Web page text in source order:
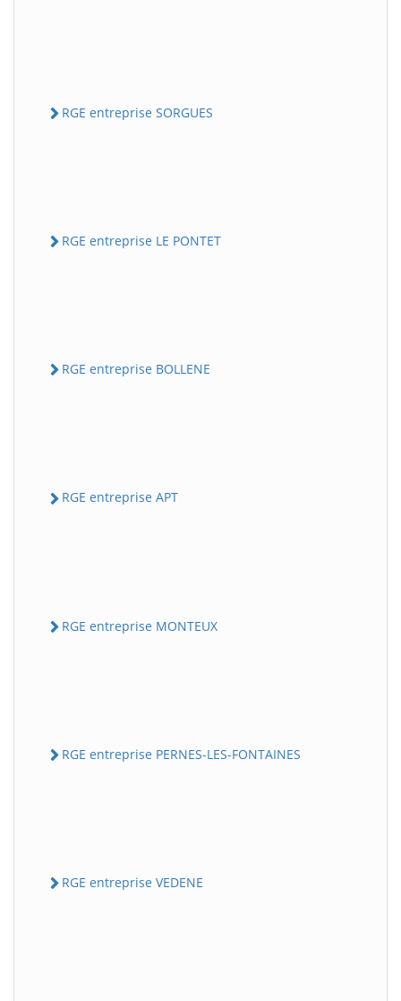
RGE entreprise SORGUES
RGE entreprise LE PONTET
RGE entreprise BOLLENE
RGE entreprise APT
RGE entreprise MONTEUX
RGE entreprise PERNES-LES-FONTAINES
RGE entreprise VEDENE